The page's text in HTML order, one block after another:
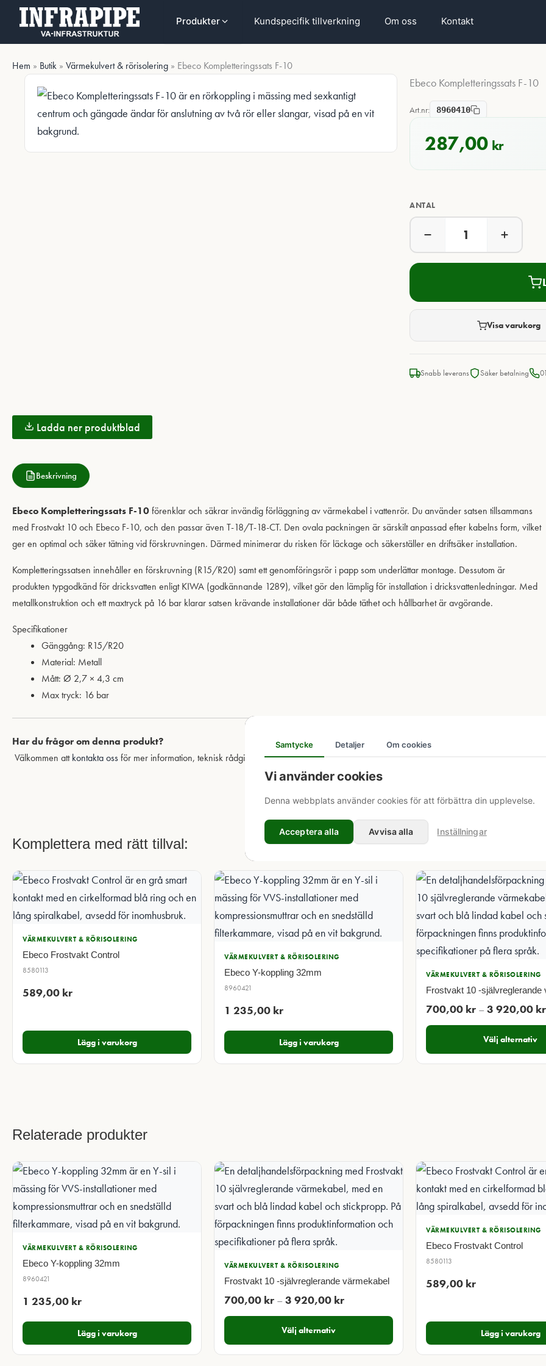
Samtycke Detaljer Om cookies
Vi använder cookies
Denna webbplats använder cookies för att förbättra din upplevelse.
Acceptera alla Avvisa alla Inställningar
Hoppa
innehåll
Hoppa till huvudinnehåll
Produkter Kundspecifik tillverkning Om oss Kontakt
Hem » Butik » Värmekulvert & rörisolering » Ebeco Kompletteringssats F-10
Ebeco Kompletteringssats F-10
Art.nr: 8960410
287,00 kr
ANTAL
Visa varukorg
Snabb leverans Säker betalning
Ladda ner produktblad
Beskrivning
Ebeco Kompletteringssats F-10förenklar och säkrar invändig förläggning av värmekabel i vattenrör. Du använder satsen tillsammans
med Frostvakt 10 och Ebeco F-10, och den passar även T-18/T-18-CT. Den ovala packningen är särskilt anpassad efter kabelns form, vilket
ger en optimal och säker tätning vid förskruvningen. Därmed minimerar du risken för läckage och säkerställer en driftsäker installation.
Kompletteringssatsen innehåller en förskruvning (R15/R20) samt ett genomföringsrör i papp som underlättar montage. Dessutom är
produkten typgodkänd för dricksvatten enligtKIWA (godkännande 1289), vilket gör den lämplig för installation i dricksvattenledningar. Med
metallkonstruktion och ett maxtryck på 16 bar klarar satsen krävande installationer där både täthet och hållbarhet är avgörande.
Specifikationer
Gänggång: R15/R20
Material: Metall
Mått: Ø 2,7 × 4,3 cm
Max tryck: 16 bar
Har du frågor om denna produkt?
Välkommen attkontakta ossför mer information, teknisk rådgivning och offert.
Komplettera med rätt tillval:
VÄRMEKULVERT & RÖRISOLERING
Ebeco Frostvakt Control
8580113
589,00 kr
Lägg i varukorg
VÄRMEKULVERT & RÖRISOLERING
Ebeco Y-koppling 32mm
8960421
1 235,00 kr
Lägg i varukorg
VÄRMEKULVERT & RÖRISOLERING
Frostvakt 10 -självreglerande
700,00 kr –3 920,00 kr
Välj alternativ
Relaterade produkter
VÄRMEKULVERT & RÖRISOLERING
Ebeco Y-koppling 32mm
8960421
1 235,00 kr
Lägg i varukorg
VÄRMEKULVERT & RÖRISOLERING
Frostvakt 10 -självreglerande värmekabel
700,00 kr –3 920,00 krPrisintervall:
700,00 kr
3
Välj alternativ
VÄRMEKULVERT & RÖRISOLERING
Ebeco Frostvakt Control
8580113
589,00 kr
Lägg i varukorg